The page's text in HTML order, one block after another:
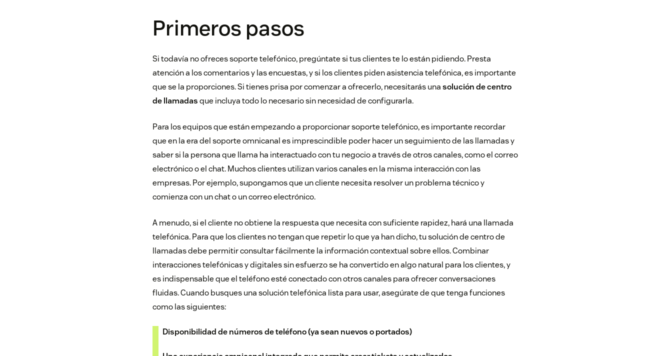
Primeros pasos
Si todavía no ofreces soporte telefónico, pregúntate si tus clientes te lo están pidiendo. Presta
atención a los comentarios y las encuestas, y si los clientes piden asistencia telefónica, es importante
que se la proporciones. Si tienes prisa por comenzar a ofrecerlo, necesitarás unasolución de centro
de llamadasque incluya todo lo necesario sin necesidad de configurarla.
Para los equipos que están empezando a proporcionar soporte telefónico, es importante recordar
que en la era del soporte omnicanal es imprescindible poder hacer un seguimiento de las llamadas y
saber si la persona que llama ha interactuado con tu negocio a través de otros canales, como el correo
electrónico o el chat. Muchos clientes utilizan varios canales en la misma interacción con las
empresas. Por ejemplo, supongamos que un cliente necesita resolver un problema técnico y
comienza con un chat o un correo electrónico.
A menudo, si el cliente no obtiene la respuesta que necesita con suficiente rapidez, hará una llamada
telefónica. Para que los clientes no tengan que repetir lo que ya han dicho, tu solución de centro de
llamadas debe permitir consultar fácilmente la información contextual sobre ellos. Combinar
interacciones telefónicas y digitales sin esfuerzo se ha convertido en algo natural para los clientes, y
es indispensable que el teléfono esté conectado con otros canales para ofrecer conversaciones
fluidas. Cuando busques una solución telefónica lista para usar, asegúrate de que tenga funciones
como las siguientes:
Disponibilidad de números de teléfono (ya sean nuevos o portados)